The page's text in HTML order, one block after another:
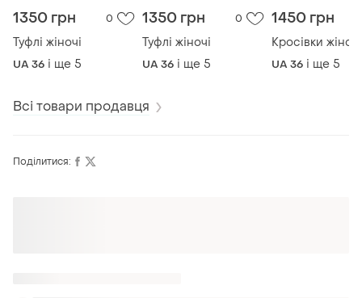
1350 грн 0
Туфлі жіночі
UA 36 і ще 5
1350 грн 0
Туфлі жіночі
UA 36 і ще 5
1450 грн
Кросівки жіночі
UA 36 і ще 5
Всі товари продавця
Поділитися: